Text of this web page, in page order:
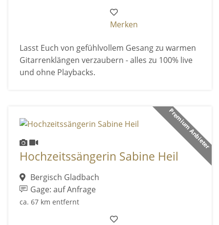
Merken
Lasst Euch von gefühlvollem Gesang zu warmen
Gitarrenklängen verzaubern - alles zu 100% live
und ohne Playbacks.
Premium Anbieter
Hochzeitssängerin Sabine Heil
Bergisch Gladbach
Gage: auf Anfrage
ca. 67 km entfernt